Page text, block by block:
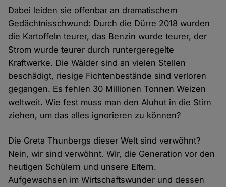
Dabei leiden sie offenbar an dramatischem
Gedächtnisschwund: Durch die Dürre 2018 wurden
die Kartoffeln teurer, das Benzin wurde teurer, der
Strom wurde teurer durch runtergeregelte
Kraftwerke. Die Wälder sind an vielen Stellen
beschädigt, riesige Fichtenbestände sind verloren
gegangen. Es fehlen 30 Millionen Tonnen Weizen
weltweit. Wie fest muss man den Aluhut in die Stirn
ziehen, um das alles ignorieren zu können?
Die Greta Thunbergs dieser Welt sind verwöhnt?
Nein, wir sind verwöhnt. Wir, die Generation vor den
heutigen Schülern und unsere Eltern.
Aufgewachsen im Wirtschaftswunder und dessen